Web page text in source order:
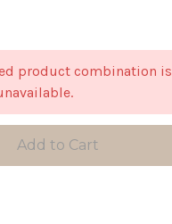
product combination is